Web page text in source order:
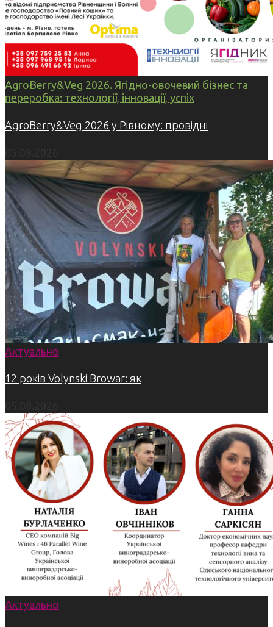
AgroBerry&Veg 2026. Ягідно-овочевий бізнес та
переробка: технології, інновації, успіх
AgroBerry&Veg 2026 у Рівному: провідні
Актуально
12 років Volynski Browar: як
Актуально